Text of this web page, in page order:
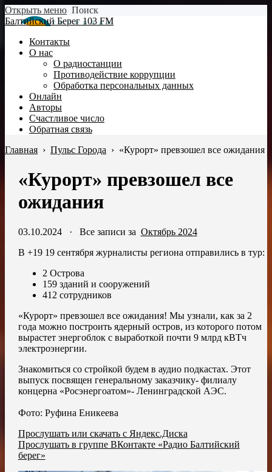
Открыть меню Поиск
Балтийский Берег 103 FM
Контакты
О нас
О радиостанции
Противодействие коррупции
Обработка персональных данных
Онлайн
Авторы
Счастливое число
Обратная связь
Главная › Пульс Города › «Курорт» превзошел все ожидания
«Курорт» превзошел все
ожидания
03.10.2024· Все записи за Октябрь 2024
В +19 19 сентября журналисты региона отправились в тур:
2 Острова
159 зданий и сооружений
412 сотрудников
«Курорт» превзошел все ожидания! Мы узнали, как за 2
года можно построить ядерный остров, из которого потом
вырастет энергоблок с выработкой почти 9 млрд кВТч
электроэнергии.
Знакомиться со стройкой будем в аудио подкастах. Этот
выпуск посвящен генеральному заказчику- филиалу
концерна «Росэнергоатом»- Ленинградской АЭС.
Фото: Руфина Еникеева
Прослушать или скачать с Яндекс.Диска
Прослушать в группе ВКонтакте «Радио Балтийский
берег»